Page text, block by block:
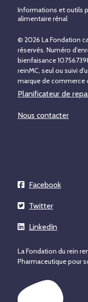
Informations et outils
alimentaire rénal
© 2026 La Fondation
réservés. Numéro
bienfaisance
reinMC, seul ou suivi
marque de commerce
Planificateur de
Nous contacter
Facebook
Twitter
LinkedIn
La Fondation du rein
Pharmaceutique pour